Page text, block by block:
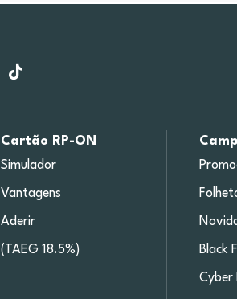
Cartão RP-ON
Simulador
Vantagens
Aderir
(TAEG 18.5%) Black
Cyber